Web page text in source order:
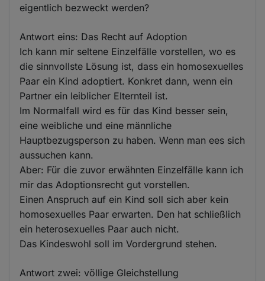
eigentlich bezweckt werden?
Antwort eins: Das Recht auf Adoption
Ich kann mir seltene Einzelfälle vorstellen, wo es
die sinnvollste Lösung ist, dass ein homosexuelles
Paar ein Kind adoptiert. Konkret dann, wenn ein
Partner ein leiblicher Elternteil ist.
Im Normalfall wird es für das Kind besser sein,
eine weibliche und eine männliche
Hauptbezugsperson zu haben. Wenn man ees sich
aussuchen kann.
Aber: Für die zuvor erwähnten Einzelfälle kann ich
mir das Adoptionsrecht gut vorstellen.
Einen Anspruch auf ein Kind soll sich aber kein
homosexuelles Paar erwarten. Den hat schließlich
ein heterosexuelles Paar auch nicht.
Das Kindeswohl soll im Vordergrund stehen.
Antwort zwei: völlige Gleichstellung